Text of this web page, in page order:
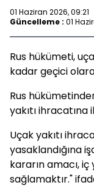
01 Haziran 2026, 09:21
Güncelleme : 01
Rus hükümeti,
kadar geçici
Rus
yakıtı
Uçak yakıtı
yasaklandığına
kararın amacı,
sağlamaktır."